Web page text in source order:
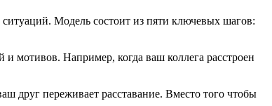
Модель состоит из пяти ключевых шагов:
мотивов. Например, когда ваш коллега расстроен
друг переживает расставание. Вместо того чтобы